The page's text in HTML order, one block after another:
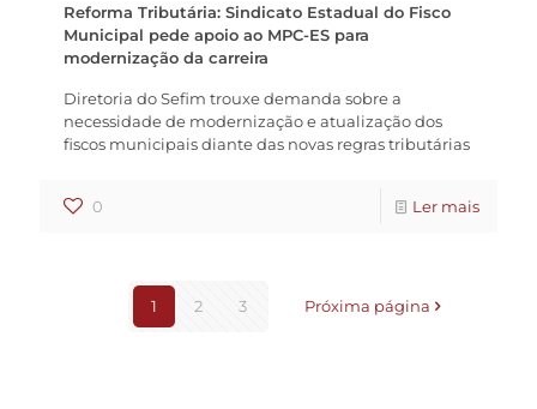
Reforma Tributária: Sindicato Estadual do Fisco
Municipal pede apoio ao MPC-ES para
modernização da carreira
Diretoria do Sefim trouxe demanda sobre a
necessidade de modernização e atualização dos
fiscos municipais diante das novas regras tributárias
0 Ler mais
1 2 3 Próxima página